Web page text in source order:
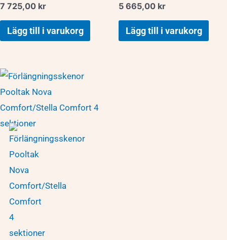
7 725,00 kr
Lägg till i varukorg
5 665,00 kr
Lägg till i varukorg